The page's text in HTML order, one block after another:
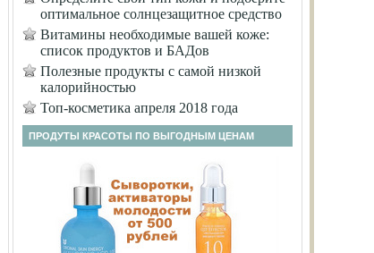
оптимальное солнцезащитное средство
Витамины необходимые вашей коже:
список продуктов и БАДов
Полезные продукты с самой низкой
калорийностью
Топ-косметика апреля 2018 года
ПРОДУТЫ КРАСОТЫ ПО ВЫГОДНЫМ ЦЕНАМ